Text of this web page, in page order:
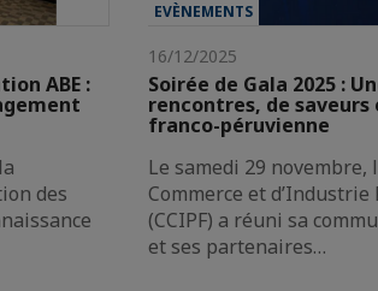
ABE :
des
EVÈNEMENTS
16/12/2025
Soirée de Gala 2025 :
rencontres, de
franco-péruvienne
Le samedi 29 novembre,
Commerce et
(CCIPF) a réuni sa
et ses partenaires…